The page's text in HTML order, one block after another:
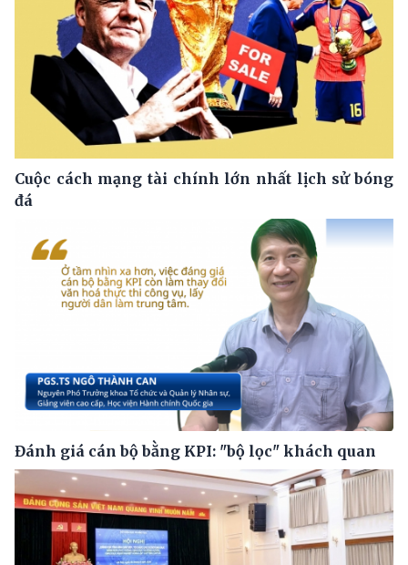
Cuộc cách mạng tài chính lớn nhất lịch sử bóng
đá
Đánh giá cán bộ bằng KPI: "bộ lọc" khách quan